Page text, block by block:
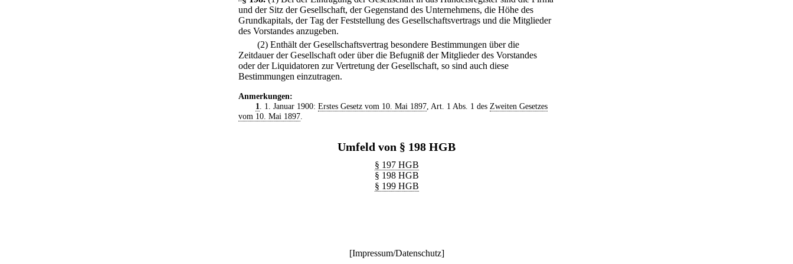
und der Sitz der Gesellschaft, der Gegenstand des Unternehmens, die Höhe des
Grundkapitals, der Tag der Feststellung des Gesellschaftsvertrags und die Mitglieder
des Vorstandes anzugeben.
(2) Enthält der Gesellschaftsvertrag besondere Bestimmungen über die
Zeitdauer der Gesellschaft oder über die Befugniß der Mitglieder des Vorstandes
oder der Liquidatoren zur Vertretung der Gesellschaft, so sind auch diese
Bestimmungen einzutragen.
Anmerkungen:
1. 1. Januar 1900: Erstes Gesetz vom 10. Mai 1897, Art. 1 Abs. 1 des Zweiten Gesetzes
vom 10. Mai 1897.
Umfeld von § 198 HGB
§ 197 HGB
§ 198 HGB
§ 199 HGB
[Impressum/Datenschutz]